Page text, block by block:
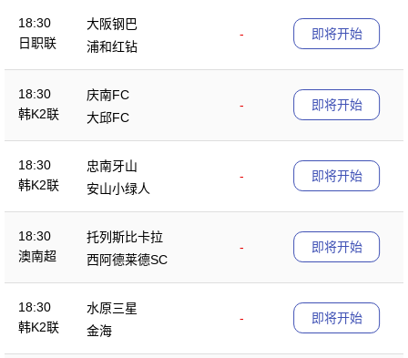
18:30
日职联
大阪钢巴
-
浦和红钻
即将开始
18:30
韩K2联
庆南FC
-
大邱FC
即将开始
18:30
韩K2联
忠南牙山
-
安山小绿人
即将开始
18:30
澳南超
托列斯比卡拉
-
西阿德莱德SC
即将开始
18:30
韩K2联
水原三星
-
金海
即将开始